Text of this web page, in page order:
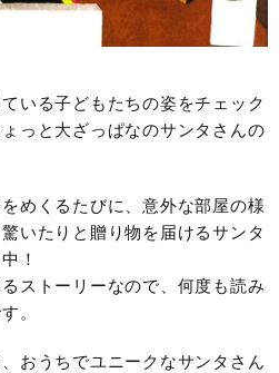
いる子どもたちの姿をチェック
っと大ざっぱなのサンタさんの
めくるたびに、意外な部屋の様
いたりと贈り物を届けるサンタ
！
ストーリーなので、何度も読み
。
おうちでユニークなサンタさん